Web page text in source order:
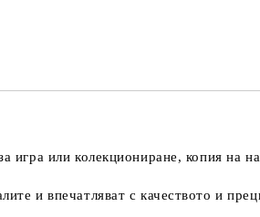
игра или колекциониране, копия на
и впечатляват с качеството и